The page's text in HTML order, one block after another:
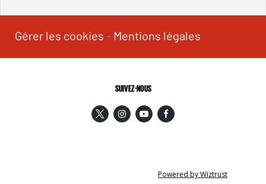
Gérer les cookies - Mentions légales
SUIVEZ-NOUS
Powered by Wiztrust